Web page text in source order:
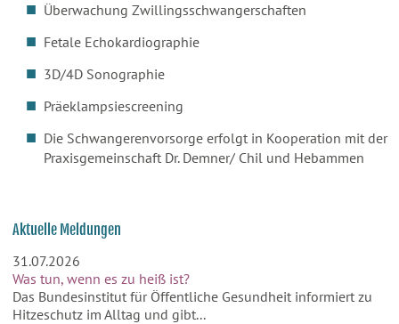
Überwachung Zwillingsschwangerschaften
Fetale Echokardiographie
3D/4D Sonographie
Präeklampsiescreening
Die Schwangerenvorsorge erfolgt in Kooperation mit der
Praxisgemeinschaft Dr. Demner/ Chil und Hebammen
Aktuelle Meldungen
31.07.2026
Was tun, wenn es zu heiß ist?
Das Bundesinstitut für Öffentliche Gesundheit informiert zu
Hitzeschutz im Alltag und gibt...